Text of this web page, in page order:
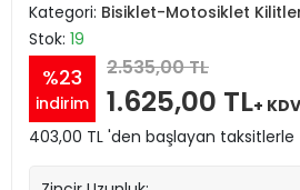
Kategori: Bisiklet-Motosiklet
Stok: 19
%23
indirim
2.535,00 TL
1.625,00 TL+ KDV
403,00 TL 'den başlayan taksitlerle